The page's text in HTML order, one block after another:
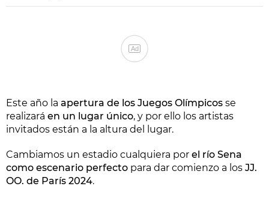
Ad
Este año la apertura de los Juegos Olímpicos se
realizará en un lugar único, y por ello los artistas
invitados están a la altura del lugar.
Cambiamos un estadio cualquiera por el río Sena
como escenario perfecto para dar comienzo a los JJ.
OO. de París 2024.